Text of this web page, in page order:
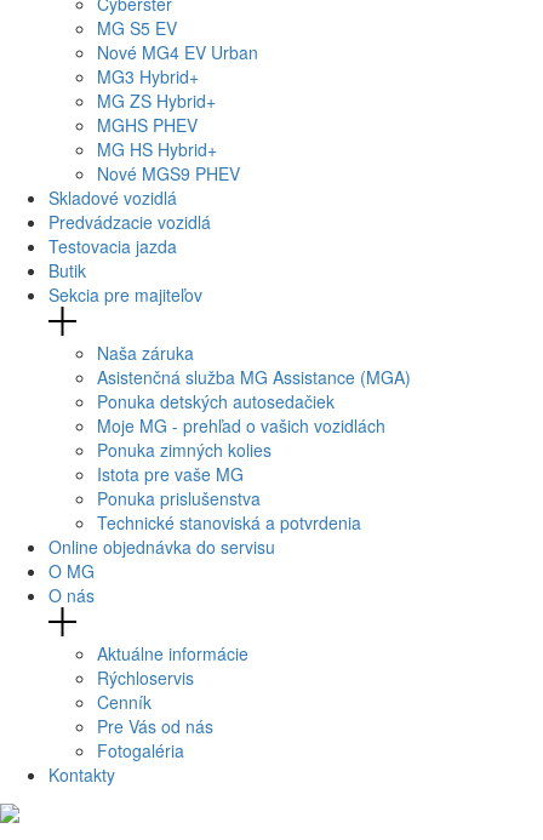
MG S5 EV
Nové MG4 EV Urban
MG3 Hybrid+
MG ZS Hybrid+
MGHS PHEV
MG HS Hybrid+
Nové MGS9 PHEV
Skladové vozidlá
Predvádzacie vozidlá
Testovacia jazda
Butik
Sekcia pre majiteľov
Naša záruka
Asistenčná služba MG Assistance (MGA)
Ponuka detských autosedačiek
Moje MG - prehľad o vašich vozidlách
Ponuka zimných kolies
Istota pre vaše MG
Ponuka prislušenstva
Technické stanoviská a potvrdenia
Online objednávka do servisu
O MG
O nás
Aktuálne informácie
Rýchloservis
Cenník
Pre Vás od nás
Fotogaléria
Kontakty